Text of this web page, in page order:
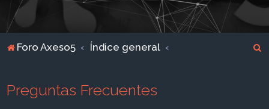
Foro Axeso5 Índice general
Preguntas Frecuentes